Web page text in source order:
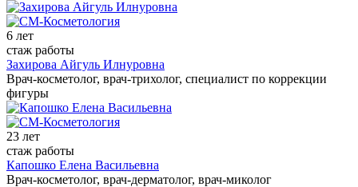
6 лет
стаж работы
Захирова Айгуль Илнуровна
Врач-косметолог, врач-трихолог, специалист по коррекции
фигуры
23 лет
стаж работы
Капошко Елена Васильевна
Врач-косметолог, врач-дерматолог, врач-миколог